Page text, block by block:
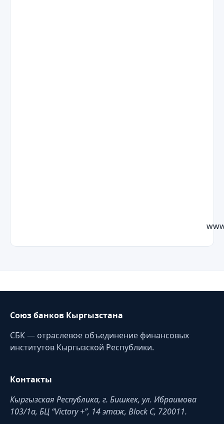
Союз банков Кыргызстана
СБК — отраслевое объединение финансовых
институтов Кыргызской Республики.
Контакты
Кыргызская Республика, г. Бишкек, ул. Ибраимова
103/1a, БЦ “Victory +”, 14 этаж, Block C, 720011.